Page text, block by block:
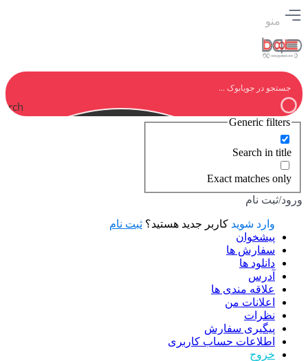
منو
Generic filters
Search in title
Exact matches only
ورود/ثبت نام
وارد شوید کاربر جدید هستید؟ ثبت نام
پیشخوان
سفارش ها
دانلود ها
آدرس
علاقه مندی ها
اعلانات من
نظرات
پیگیری سفارش
اطلاعات حساب كاربری
خروج